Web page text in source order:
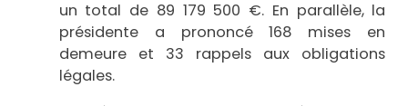
un total de 89 179 500 €. En parallèle, la
présidente a prononcé 168 mises en
demeure et 33 rappels aux obligations
légales.